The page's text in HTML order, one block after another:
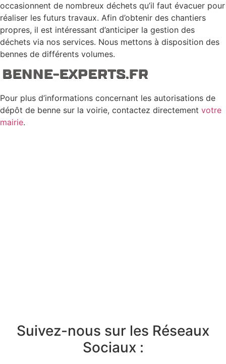
occasionnent de nombreux déchets qu’il faut évacuer pour
réaliser les futurs travaux. Afin d’obtenir des chantiers
propres, il est intéressant d’anticiper la gestion des
déchets via nos services. Nous mettons à disposition des
bennes de différents volumes.
Pour plus d’informations concernant les autorisations de
dépôt de benne sur la voirie, contactez directement votre
mairie.
Suivez-nous sur les Réseaux
Sociaux :